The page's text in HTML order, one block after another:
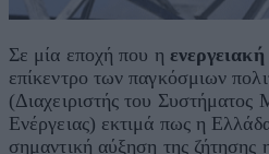
Σε μία εποχή που η
επίκεντρο των παγκόσμιων
(Διαχειριστής του Συστήματος
Ενέργειας) εκτιμά πως η
σημαντική αύξηση της ζήτησης